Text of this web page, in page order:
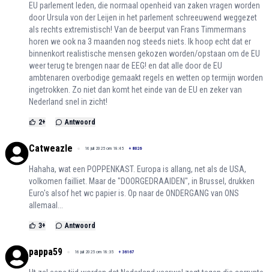
EU parlement leden, die normaal openheid van zaken vragen worden
door Ursula von der Leijen in het parlement schreeuwend weggezet
als rechts extremistisch! Van de beerput van Frans Timmermans
horen we ook na 3 maanden nog steeds niets. Ik hoop echt dat er
binnenkort realistische mensen gekozen worden/opstaan om de EU
weer terug te brengen naar de EEG! en dat alle door de EU
ambtenaren overbodige gemaakt regels en wetten op termijn worden
ingetrokken. Zo niet dan komt het einde van de EU en zeker van
Nederland snel in zicht!
2+ Antwoord
Catweazle 16 juli 2025 om 18:45 + 8026
Hahaha, wat een POPPENKAST. Europa is allang, net als de USA,
volkomen failliet. Maar de "DOORGEDRAAIDEN", in Brussel, drukken
Euro's alsof het wc papier is. Op naar de ONDERGANG van ONS
allemaal...
3+ Antwoord
pappa59 16 juli 2025 om 18:35 + 36167